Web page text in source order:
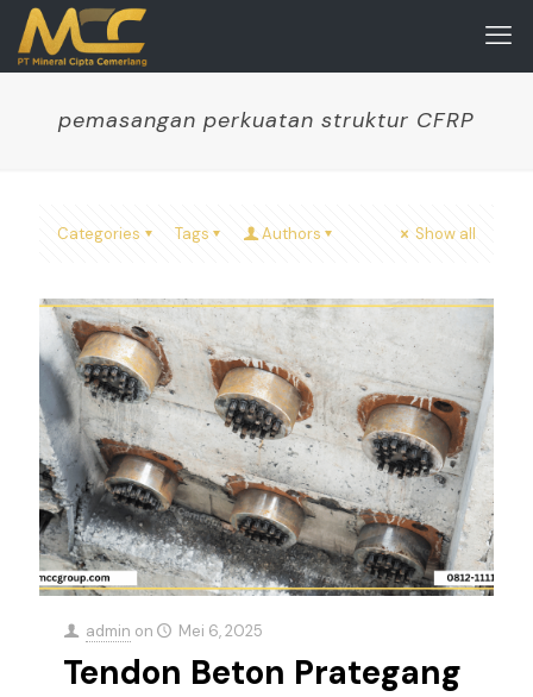
pemasangan perkuatan struktur CFRP
Categories Tags Authors Show all
admin on Mei 6, 2025
Tendon Beton Prategang